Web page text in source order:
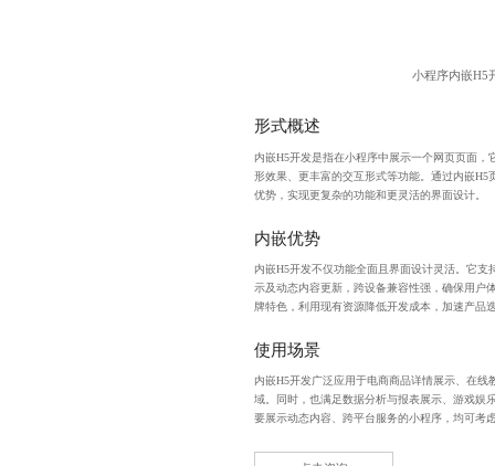
小程序内嵌H5
形式概述
内嵌H5开发是指在小程序中展示一个网页页面，
形效果、更丰富的交互形式等功能。通过内嵌H5
优势，实现更复杂的功能和更灵活的界面设计。
内嵌优势
内嵌H5开发不仅功能全面且界面设计灵活。它支
示及动态内容更新，跨设备兼容性强，确保用户
牌特色，利用现有资源降低开发成本，加速产品
使用场景
内嵌H5开发广泛应用于电商商品详情展示、在线
域。同时，也满足数据分析与报表展示、游戏娱
要展示动态内容、跨平台服务的小程序，均可考